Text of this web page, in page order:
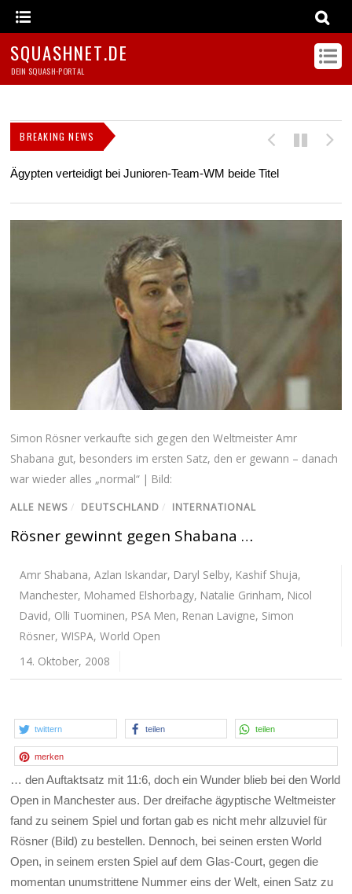
SQUASHNET.DE
DEIN SQUASH-PORTAL
BREAKING NEWS
Ägypten verteidigt bei Junioren-Team-WM beide Titel
Simon Rösner verkaufte sich gegen den Weltmeister Amr
Shabana gut, besonders im ersten Satz, den er gewann – danach
war wieder alles „normal“ | Bild:
ALLE NEWS / DEUTSCHLAND / INTERNATIONAL
Rösner gewinnt gegen Shabana …
Amr Shabana,Azlan Iskandar, Daryl Selby, Kashif Shuja,
Manchester, Mohamed Elshorbagy, Natalie Grinham, Nicol
David, Olli Tuominen, PSA Men, Renan Lavigne, Simon
Rösner,WISPA,World Open
14. Oktober, 2008
twittern teilen teilen
merken
… den Auftaktsatz mit 11:6, doch ein Wunder blieb bei den World
Open in Manchester aus. Der dreifache ägyptische Weltmeister
fand zu seinem Spiel und fortan gab es nicht mehr allzuviel für
Rösner (Bild) zu bestellen. Dennoch, bei seinen ersten World
Open, in seinem ersten Spiel auf dem Glas-Court, gegen die
momentan unumstrittene Nummer eins der Welt, einen Satz zu